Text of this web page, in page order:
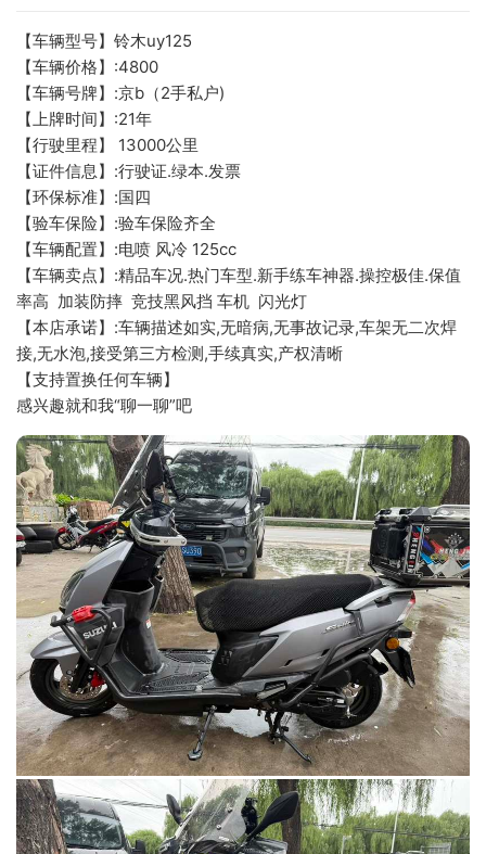
【车辆型号】铃木uy125
【车辆价格】:4800
【车辆号牌】:京b（2手私户)
【上牌时间】:21年
【行驶里程】 13000公里
【证件信息】:行驶证.绿本.发票
【环保标准】:国四
【验车保险】:验车保险齐全
【车辆配置】:电喷 风冷 125cc
【车辆卖点】:精品车况.热门车型.新手练车神器.操控极佳.保值
率高  加装防摔  竞技黑风挡 车机  闪光灯
【本店承诺】:车辆描述如实,无暗病,无事故记录,车架无二次焊
接,无水泡,接受第三方检测,手续真实,产权清晰
【支持置换任何车辆】
感兴趣就和我“聊一聊”吧